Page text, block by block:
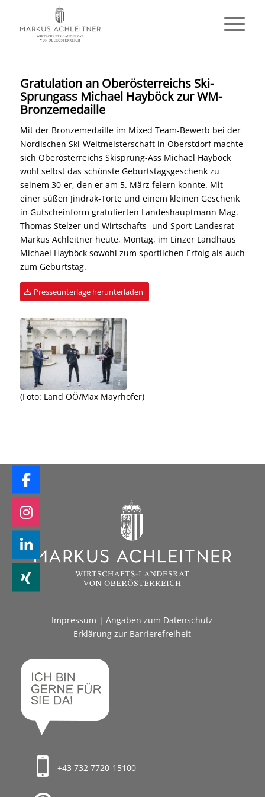
Gratulation an Oberösterreichs Ski-
Sprungass Michael Hayböck zur WM-
Bronzemedaille
Mit der Bronzemedaille im Mixed Team-Bewerb bei der
Nordischen Ski-Weltmeisterschaft in Oberstdorf machte
sich Oberösterreichs Skisprung-Ass Michael Hayböck
wohl selbst das schönste Geburtstagsgeschenk zu
seinem 30-er, den er am 5. März feiern konnte. Mit
einer süßen Jindrak-Torte und einem kleinen Geschenk
in Gutscheinform gratulierten Landeshauptmann Mag.
Thomas Stelzer und Wirtschafts- und Sport-Landesrat
Markus Achleitner heute, Montag, im Linzer Landhaus
Michael Hayböck sowohl zum sportlichen Erfolg als auch
zum Geburtstag.
Presseunterlage herunterladen
Land OÖ/Max Mayrhofer
(Foto: Land OÖ/Max Mayrhofer)
Impressum |Angaben zum Datenschutz
Erklärung zur Barrierefreiheit
+43 732 7720-15100